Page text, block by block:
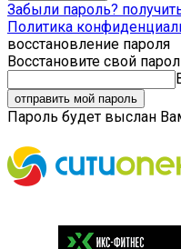
Забыли пароль?
Политика
восстановление пароля
Восстановите свой
Пароль будет выслан